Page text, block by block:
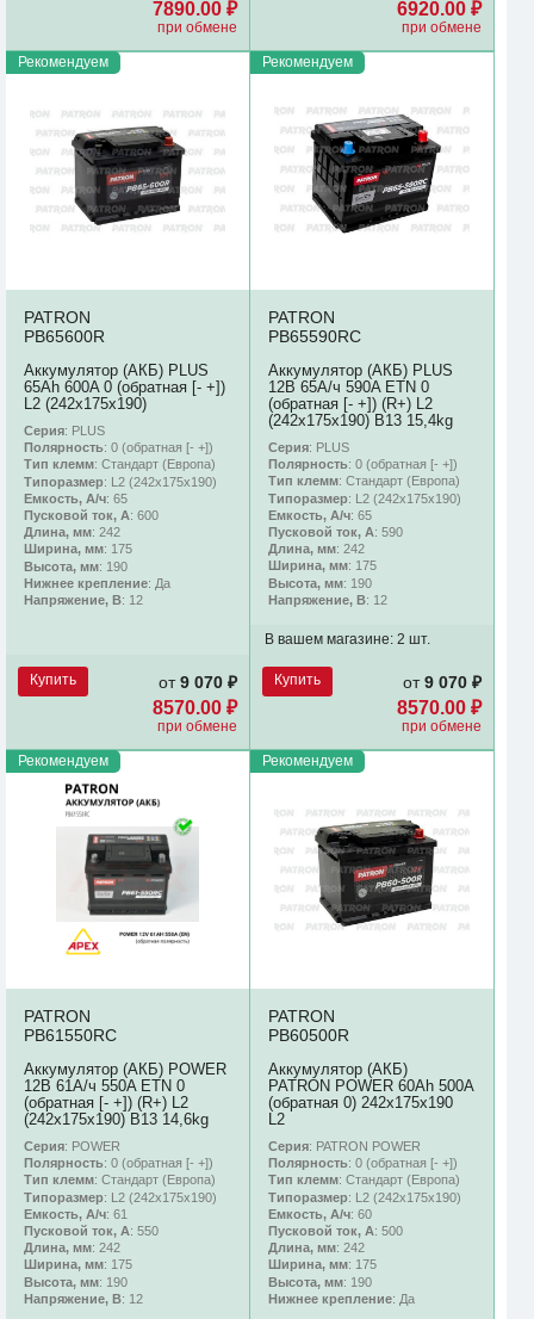
7890.00 ₽
при обмене
6920.00 ₽
при обмене
Рекомендуем
PATRON
PB65600R
Аккумулятор (АКБ) PLUS
65Ah 600A 0 (обратная [- +])
L2 (242х175х190)
Серия: PLUS
Полярность: 0 (обратная [- +])
Тип клемм: Стандарт (Европа)
Типоразмер: L2 (242х175х190)
Емкость, А/ч: 65
Пусковой ток, А: 600
Длина, мм: 242
Ширина, мм: 175
Высота, мм: 190
Нижнее крепление: Да
Напряжение, В: 12
Купить от9 070 ₽
8570.00 ₽
при обмене
Рекомендуем
PATRON
PB65590RC
Аккумулятор (АКБ) PLUS
12В 65А/ч 590A ETN 0
(обратная [- +]) (R+) L2
(242х175х190) B13 15,4kg
Серия: PLUS
Полярность: 0 (обратная [- +])
Тип клемм: Стандарт (Европа)
Типоразмер: L2 (242х175х190)
Емкость, А/ч: 65
Пусковой ток, А: 590
Длина, мм: 242
Ширина, мм: 175
Высота, мм: 190
Напряжение, В: 12
В вашем магазине: 2 шт.
Купить от9 070 ₽
8570.00 ₽
при обмене
Рекомендуем
PATRON
PB61550RC
Аккумулятор (АКБ) POWER
12В 61А/ч 550A ETN 0
(обратная [- +]) (R+) L2
(242х175х190) B13 14,6kg
Серия: POWER
Полярность: 0 (обратная [- +])
Тип клемм: Стандарт (Европа)
Типоразмер: L2 (242х175х190)
Емкость, А/ч: 61
Пусковой ток, А: 550
Длина, мм: 242
Ширина, мм: 175
Высота, мм: 190
Напряжение, В: 12
Рекомендуем
PATRON
PB60500R
Аккумулятор (АКБ)
PATRON POWER 60Ah 500A
(обратная 0) 242x175x190
L2
Серия: PATRON POWER
Полярность: 0 (обратная [- +])
Тип клемм: Стандарт (Европа)
Типоразмер: L2 (242х175х190)
Емкость, А/ч: 60
Пусковой ток, А: 500
Длина, мм: 242
Ширина, мм: 175
Высота, мм: 190
Нижнее крепление: Да